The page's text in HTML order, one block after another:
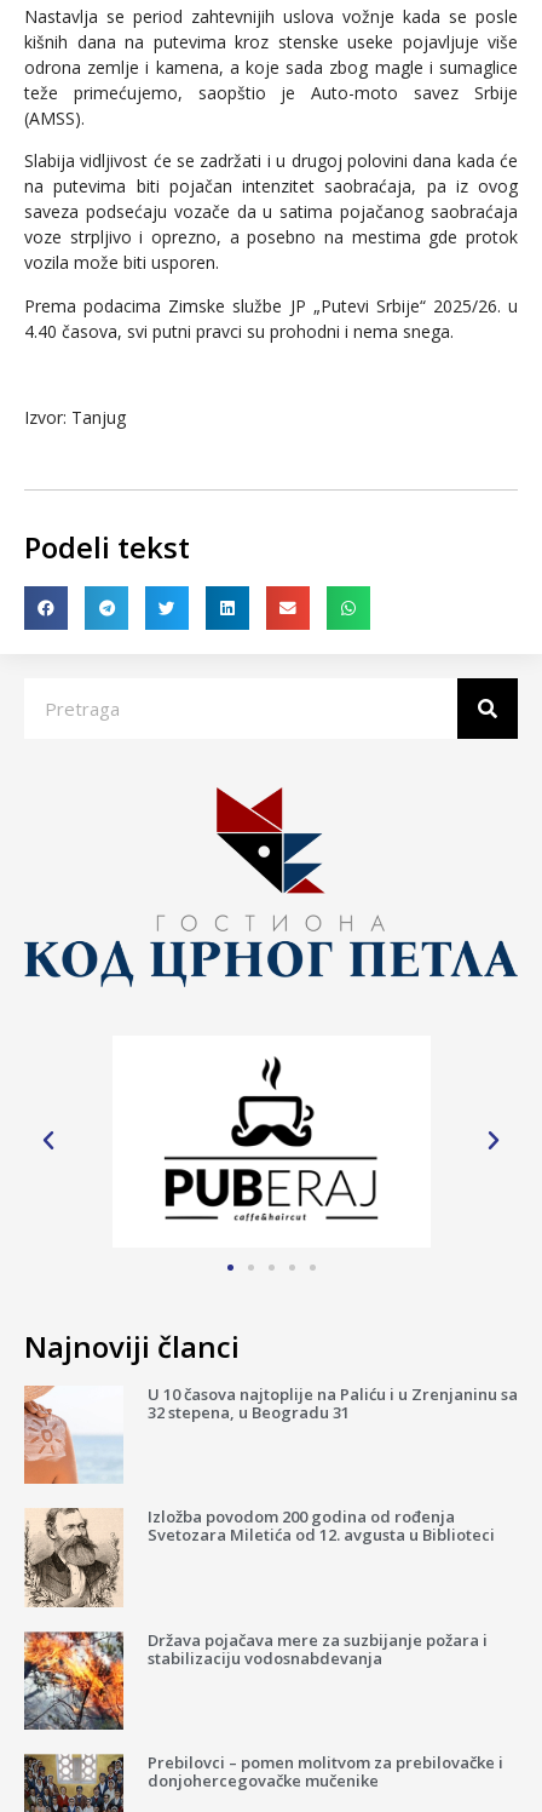
Nastavlja se period zahtevnijih uslova vožnje kada se posle
kišnih dana na putevima kroz stenske useke pojavljuje više
odrona zemlje i kamena, a koje sada zbog magle i sumaglice
teže primećujemo, saopštio je Auto-moto savez Srbije
(AMSS).
Slabija vidljivost će se zadržati i u drugoj polovini dana kada će
na putevima biti pojačan intenzitet saobraćaja, pa iz ovog
saveza podsećaju vozače da u satima pojačanog saobraćaja
voze strpljivo i oprezno, a posebno na mestima gde protok
vozila može biti usporen.
Prema podacima Zimske službe JP „Putevi Srbije“ 2025/26. u
4.40 časova, svi putni pravci su prohodni i nema snega.
Izvor: Tanjug
Podeli tekst
Najnoviji članci
U 10 časova najtoplije na Paliću i u Zrenjaninu sa
32 stepena, u Beogradu 31
Izložba povodom 200 godina od rođenja
Svetozara Miletića od 12. avgusta u Biblioteci
Država pojačava mere za suzbijanje požara i
stabilizaciju vodosnabdevanja
Prebilovci – pomen molitvom za prebilovačke i
donjohercegovačke mučenike